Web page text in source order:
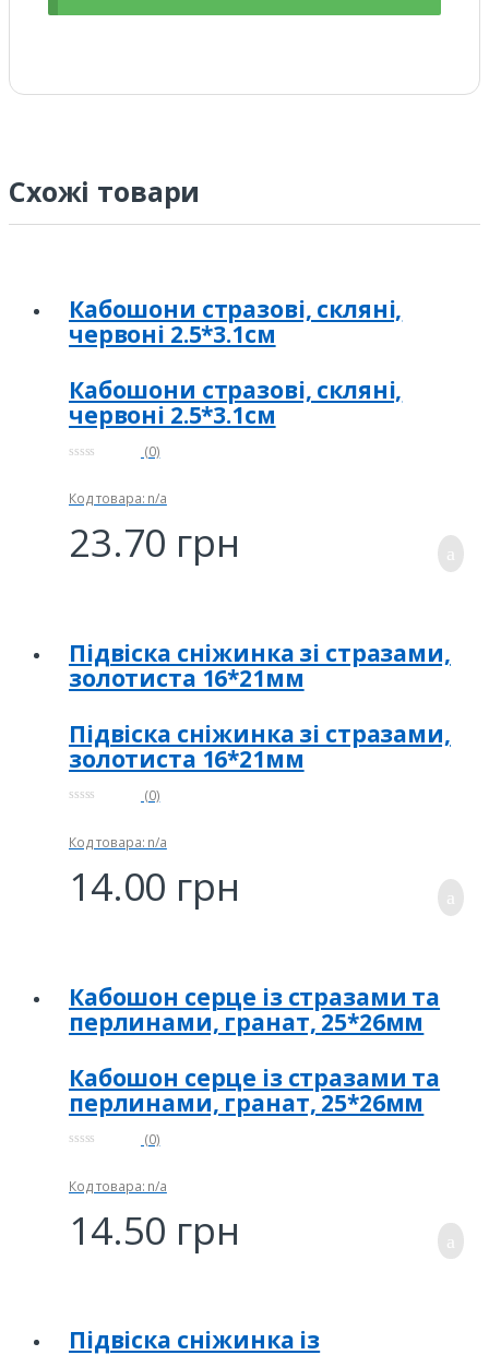
Схожі товари
Кабошони стразові, скляні,
червоні 2.5*3.1см
Кабошони стразові, скляні,
червоні 2.5*3.1см
з
5
(0)
Код товара: n/a
23.70 грн
Підвіска сніжинка зі стразами,
золотиста 16*21мм
Підвіска сніжинка зі стразами,
золотиста 16*21мм
з
5
(0)
Код товара: n/a
14.00 грн
Кабошон серце із стразами та
перлинами, гранат, 25*26мм
Кабошон серце із стразами та
перлинами, гранат, 25*26мм
з
5
(0)
Код товара: n/a
14.50 грн
Підвіска сніжинка із